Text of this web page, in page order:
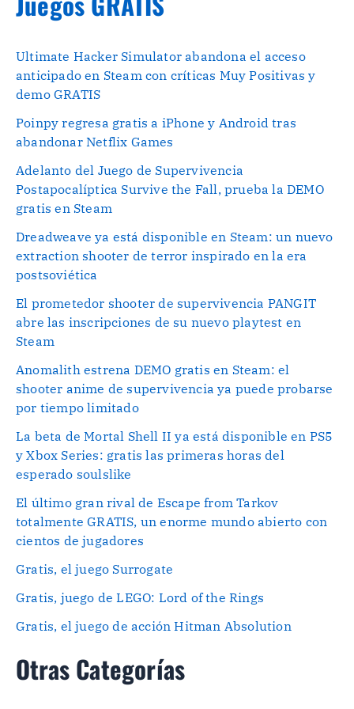
Ultimate Hacker Simulator abandona el acceso
anticipado en Steam con críticas Muy Positivas y
demo GRATIS
Poinpy regresa gratis a iPhone y Android tras
abandonar Netflix Games
Adelanto del Juego de Supervivencia
Postapocalíptica Survive the Fall, prueba la DEMO
gratis en Steam
Dreadweave ya está disponible en Steam: un nuevo
extraction shooter de terror inspirado en la era
postsoviética
El prometedor shooter de supervivencia PANGIT
abre las inscripciones de su nuevo playtest en
Steam
Anomalith estrena DEMO gratis en Steam: el
shooter anime de supervivencia ya puede probarse
por tiempo limitado
La beta de Mortal Shell II ya está disponible en PS5
y Xbox Series: gratis las primeras horas del
esperado soulslike
El último gran rival de Escape from Tarkov
totalmente GRATIS, un enorme mundo abierto con
cientos de jugadores
Gratis, el juego Surrogate
Gratis, juego de LEGO: Lord of the Rings
Gratis, el juego de acción Hitman Absolution
Otras Categorías